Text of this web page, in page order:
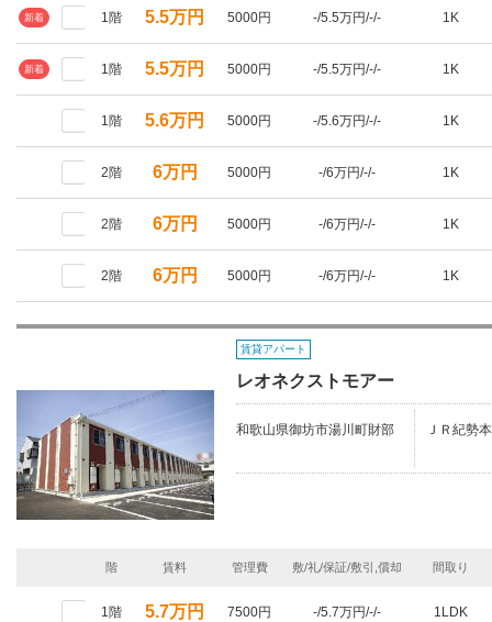
新着 1階 5.5万円 5000円 -/5.5万円/-/- 1K
新着 1階 5.5万円 5000円 -/5.5万円/-/- 1K
1階 5.6万円 5000円 -/5.6万円/-/- 1K
2階 6万円 5000円 -/6万円/-/- 1K
2階 6万円 5000円 -/6万円/-/- 1K
2階 6万円 5000円 -/6万円/-/- 1K
賃貸アパート
レオネクストモアー
和歌山県御坊市湯川町財部 ＪＲ紀勢
階 賃料 管理費 敷/礼/保証/敷引,償却 間取り
1階 5.7万円 7500円 -/5.7万円/-/- 1LDK